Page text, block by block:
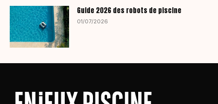
Guide 2026 des robots de piscine
01/07/2026